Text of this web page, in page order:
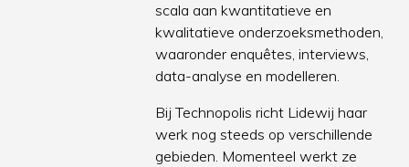
scala aan kwantitatieve en
kwalitatieve onderzoeksmethoden,
waaronder enquêtes, interviews,
data-analyse en modelleren.
Bij Technopolis richt Lidewij haar
werk nog steeds op verschillende
gebieden. Momenteel werkt ze